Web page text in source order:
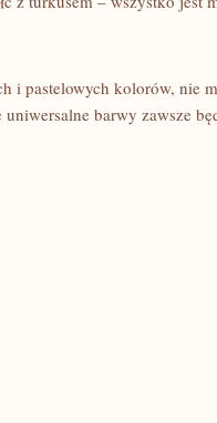
i pastelowych ⁢kolorów, ⁤nie
uniwersalne barwy zawsze